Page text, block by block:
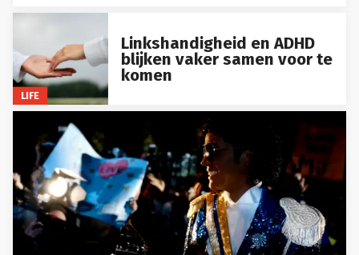
LIFE
Linkshandigheid en ADHD
blijken vaker samen voor te
komen